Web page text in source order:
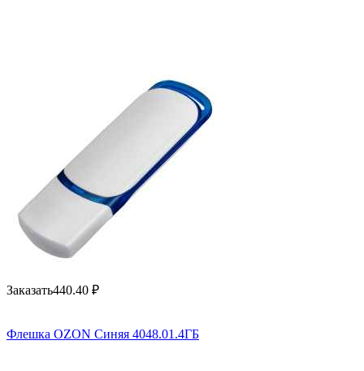
Заказать440.40 ₽
Флешка OZON Синяя 4048.01.4ГБ